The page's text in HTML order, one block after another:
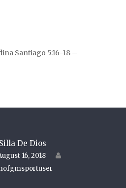
Santiago 5:16-18 –
De Dios
on
16, 2018